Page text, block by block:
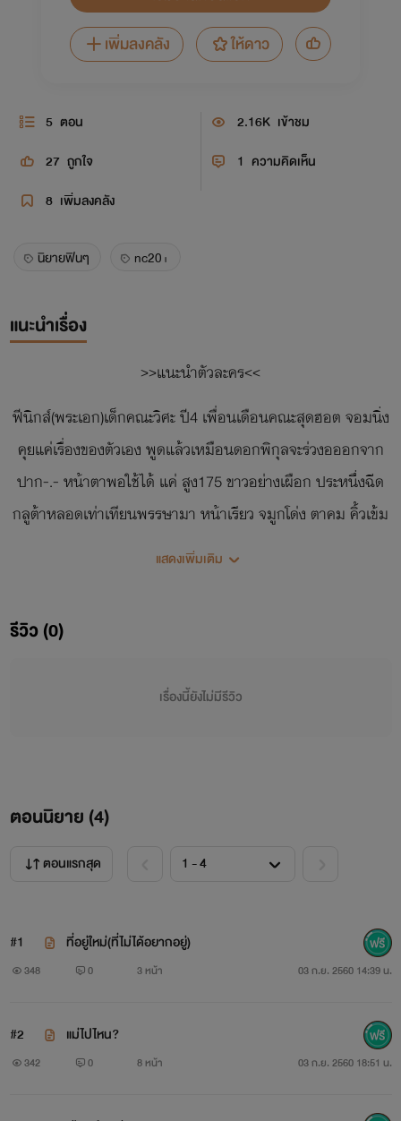
เพิ่มลงคลัง
ให้ดาว
5 ตอน 2.16K เข้าชม
27 ถูกใจ 1 ความคิดเห็น
8 เพิ่มลงคลัง
นิยายฟินๆ nc20+
แนะนำเรื่อง
>>แนะนำตัวละคร<<
ฟีนิกส์(พระเอก)เด็กคณะวิศะ ปี4 เพื่อนเดือนคณะสุดฮอต จอมนิ่ง
คุยแค่เรื่องของตัวเอง พูดแล้วเหมือนดอกพิกุลจะร่วงอออกจาก
ปาก-.- หน้าตาพอใช้ได้ แค่ สูง175 ขาวอย่างเผือก ประหนึ่งฉีด
กลูต้าหลอดเท่าเทียนพรรษามา หน้าเรียว จมูกโด่ง ตาคม คิ้วเข้ม
ปากบางๆ รวมๆแล้วหน้าคล้ายพระเอกอนิเมะ แฮะ><
มากไปหน่อย สอดรู้สอดเห็นอีกนิสส เด๋อด๊าๆ สูง160 ผิวขาวอม
เสียสายตา
แสดงเพิ่มเติม
รีวิว (0)
เรื่องนี้ยังไม่มีรีวิว
ตอนนิยาย (4)
ตอนแรกสุด
#1 ที่อยู่ใหม่(ที่ไม่ได้อยากอยู่)
348 0 3 หน้า 03 ก.ย. 2560 14:39 น.
#2 แม่ไปไหน?
342 0 8 หน้า 03 ก.ย. 2560 18:51 น.